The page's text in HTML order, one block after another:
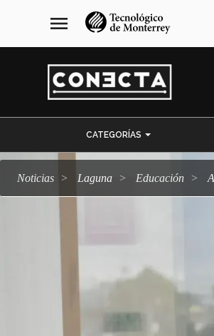
navegación
principal
menu
CATEGORÍAS
Noticias Laguna Educación